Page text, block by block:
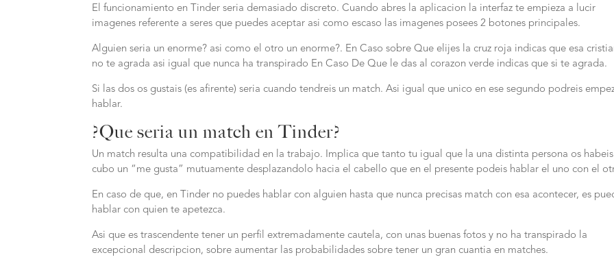
El funcionamiento en Tinder seria demasiado discreto. Cuando abres la aplicacion la interfaz te empieza a lucir
imagenes referente a seres que puedes aceptar asi como escaso las imagenes posees 2 botones principales.
Alguien seria un enorme? asi como el otro un enorme?. En Caso sobre Que elijes la cruz roja indicas que esa
no te agrada asi igual que nunca ha transpirado En Caso De Que le das al corazon verde indicas que si te agrada.
Si las dos os gustais (es afirente) seria cuando tendreis un match. Asi igual que unico en ese segundo podreis
hablar.
?Que seria un match en Tinder?
Un match resulta una compatibilidad en la trabajo. Implica que tanto tu igual que la una distinta persona os habeis
cubo un “me gusta” mutuamente desplazandolo hacia el cabello que en el presente podeis hablar el uno con el
En caso de que, en Tinder no puedes hablar con alguien hasta que nunca precisas match con esa acontecer, es
hablar con quien te apetezca.
Asi que es trascendente tener un perfil extremadamente cautela, con unas buenas fotos y no ha transpirado la
excepcional descripcion, sobre aumentar las probabilidades sobre tener un gran cuantia en matches.